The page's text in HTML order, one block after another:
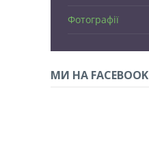
Фотографії
МИ НА FACEBOOK